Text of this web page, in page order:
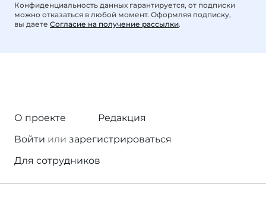
Конфиденциальность данных гарантируется, от подписки
можно отказаться в любой момент. Оформляя подписку,
вы даете Согласие на получение рассылки.
О проекте
Редакция
Войти или зарегистрироваться
Для сотрудников